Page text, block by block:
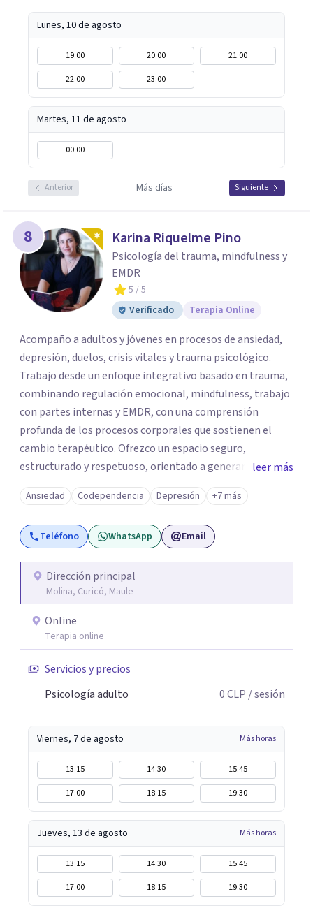
Lunes, 10 de agosto
19:00 20:00
21:00
22:00
23:00
Martes, 11 de agosto
00:00
Anterior Más días Siguiente
8 Karina Riquelme Pino
Psicología del trauma, mindfulness y
EMDR
5 / 5
Verificado
Terapia Online
Acompaño a adultos y jóvenes en procesos de ansiedad,
depresión, duelos, crisis vitales y trauma psicológico.
Trabajo desde un enfoque integrativo basado en trauma,
combinando regulación emocional, mindfulness, trabajo
con partes internas y EMDR, con una comprensión
profunda de los procesos corporales que sostienen el
cambio terapéutico. Ofrezco un espacio seguro,
estructurado y respetuoso, orientado a generar
estabilidad, alivio sintomático y transformación
profunda, avanzando a un ritmo acorde a la historia y
necesidades de cada persona. Si buscas un
acompañamiento profesional, humano y comprometido
honor acompañarte.
leer más
Ansiedad Codependencia Depresión +7 más
Teléfono WhatsApp Email
Dirección principal
Molina, Curicó, Maule
Online
Terapia online
Servicios y precios
Psicología adulto
0CLP / sesión
Viernes, 7 de agosto Más horas
13:15 14:30
15:45
17:00
18:15 19:30
Jueves, 13 de agosto Más horas
13:15 14:30
15:45
17:00
18:15 19:30